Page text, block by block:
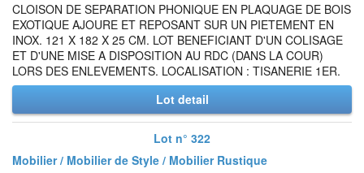
CLOISON DE SEPARATION PHONIQUE EN PLAQUAGE DE BOIS
EXOTIQUE AJOURE ET REPOSANT SUR UN PIETEMENT EN
INOX. 121 X 182 X 25 CM. LOT BENEFICIANT D'UN COLISAGE
ET D'UNE MISE A DISPOSITION AU RDC (DANS LA COUR)
LORS DES ENLEVEMENTS. LOCALISATION : TISANERIE 1ER.
Lot detail
Lot n° 322
Mobilier / Mobilier de Style / Mobilier Rustique